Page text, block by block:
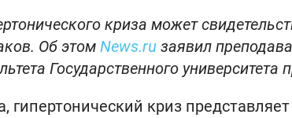
криза может
Об этом News.ru заявил
Государственного
гипертонический криз